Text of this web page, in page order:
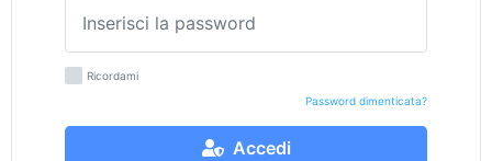
Ricordami
Password dimenticata?
Accedi